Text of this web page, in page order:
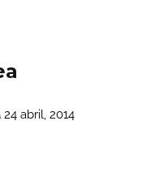
24 abril, 2014